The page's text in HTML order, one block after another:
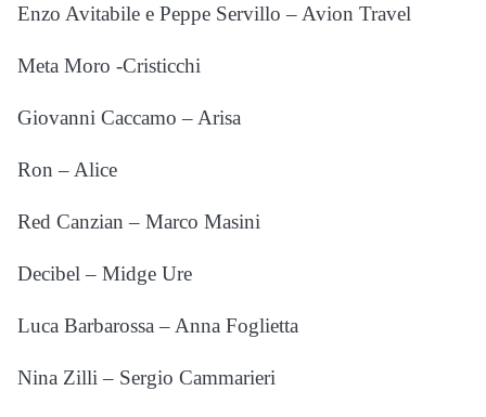
Enzo Avitabile e Peppe Servillo – Avion Travel
Meta Moro -Cristicchi
Giovanni Caccamo – Arisa
Ron – Alice
Red Canzian – Marco Masini
Decibel – Midge Ure
Luca Barbarossa – Anna Foglietta
Nina Zilli – Sergio Cammarieri